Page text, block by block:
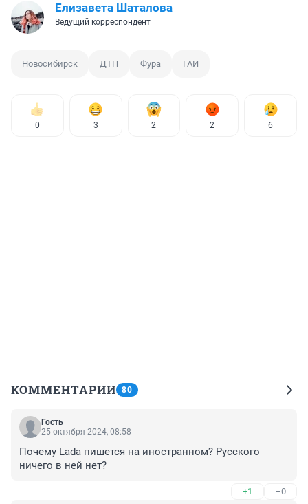
Елизавета Шаталова
Ведущий корреспондент
Новосибирск ДТП Фура ГАИ
0 3 2 2 6
КОММЕНТАРИИ 80
Гость
25 октября 2024, 08:58
Почему Lada пишется на иностранном? Русского
ничего в ней нет?
+1 –0